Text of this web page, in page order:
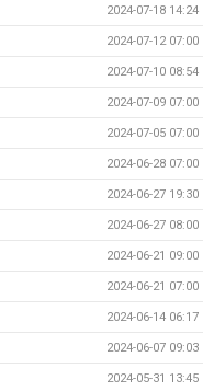
2024-07-18 14:24
2024-07-12 07:00
2024-07-10 08:54
2024-07-09 07:00
2024-07-05 07:00
2024-06-28 07:00
2024-06-27 19:30
2024-06-27 08:00
2024-06-21 09:00
2024-06-21 07:00
2024-06-14 06:17
2024-06-07 09:03
2024-05-31 13:45